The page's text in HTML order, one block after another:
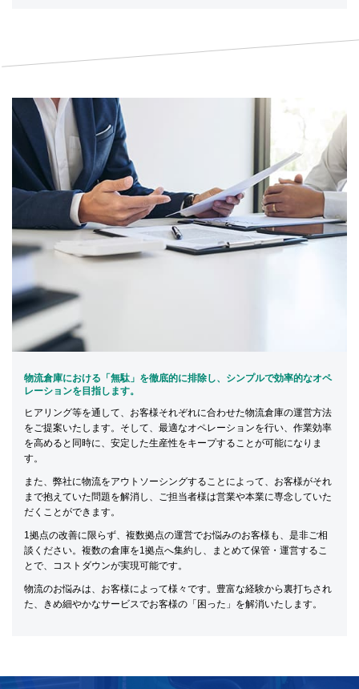
物流倉庫における「無駄」を徹底的に排除し、シンプルで効率的なオペ
レーションを目指します。
ヒアリング等を通して、お客様それぞれに合わせた物流倉庫の運営方法
をご提案いたします。そして、最適なオペレーションを行い、作業効率
を高めると同時に、安定した生産性をキープすることが可能になりま
す。
また、弊社に物流をアウトソーシングすることによって、お客様がそれ
まで抱えていた問題を解消し、ご担当者様は営業や本業に専念していた
だくことができます。
1拠点の改善に限らず、複数拠点の運営でお悩みのお客様も、是非ご相
談ください。複数の倉庫を1拠点へ集約し、まとめて保管・運営するこ
とで、コストダウンが実現可能です。
物流のお悩みは、お客様によって様々です。豊富な経験から裏打ちされ
た、きめ細やかなサービスでお客様の「困った」を解消いたします。